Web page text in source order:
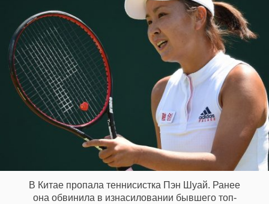
В Китае пропала теннисистка Пэн Шуай. Ранее
она обвинила в изнасиловании бывшего топ-